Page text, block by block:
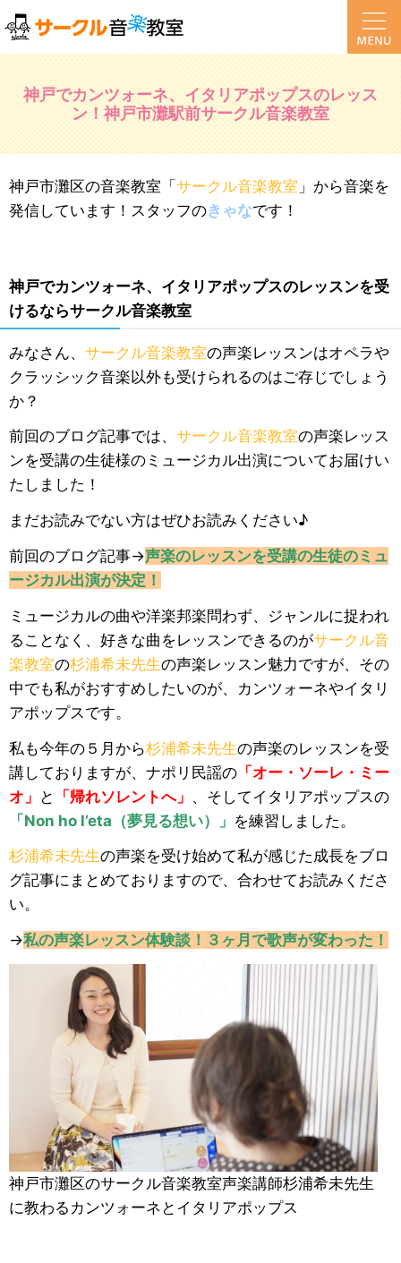
神戸でカンツォーネ、イタリアポップスのレッス
ン！神戸市灘駅前サークル音楽教室
神戸市灘区の音楽教室「 サークル音楽教室 」から音楽を
発信しています！スタッフのきゃなです！
神戸でカンツォーネ、イタリアポップスのレッスンを受
けるならサークル音楽教室
みなさん、 サークル音楽教室の声楽レッスンはオペラや
クラッシック音楽以外も受けられるのはご存じでしょう
か？
前回のブログ記事では、 サークル音楽教室の声楽レッス
ンを受講の生徒様のミュージカル出演についてお届けい
たしました！
まだお読みでない方はぜひお読みください♪
前回のブログ記事→声楽のレッスンを受講の生徒のミュ
ージカル出演が決定！
ミュージカルの曲や洋楽邦楽問わず、ジャンルに捉われ
ることなく、好きな曲をレッスンできるのがサークル音
楽教室の杉浦希未先生の声楽レッスン魅力ですが、その
中でも私がおすすめしたいのが、カンツォーネやイタリ
アポップスです。
私も今年の５月から杉浦希未先生の声楽のレッスンを受
講しておりますが、ナポリ民謡の 「オー・ソーレ・ミー
オ」 と 「帰れソレントへ」 、そしてイタリアポップスの
「Non ho l’eta（夢見る想い）」 を練習しました。
杉浦希未先生の声楽を受け始めて私が感じた成長をブロ
グ記事にまとめておりますので、合わせてお読みくださ
い。
→私の声楽レッスン体験談！３ヶ月で歌声が変わった！
神戸市灘区のサークル音楽教室声楽講師杉浦希未先生
に教わるカンツォーネとイタリアポップス